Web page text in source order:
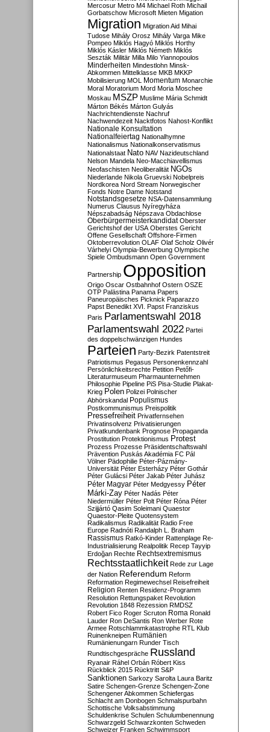
Mercosur Metro M4 Michael Roth Michail
Gorbatschow Microsoft Mieten Migation
Migration Migration Aid Mihai
Tudose Mihály Orosz Mihály Varga Mike
Pompeo Miklós Hagyó Miklós Horthy
Miklós Kásler Miklós Németh Miklós
Seszták Militär Milla Milo Yiannopoulos
Minderheiten Mindestlohn Minsk-
Abkommen Mittelklasse MKB MKKP
Mobilisierung MOL Momentum Monarchie
Moral Moratorium Mord Moria Moschee
Moskau MSZP Muslime Mária Schmidt
Márton Békés Márton Gulyás
Nachrichtendienste Nachruf
Nachwendezeit Nacktfotos Nahost-Konflikt
Nationale Konsultation
Nationalfeiertag Nationalhymne
Nationalismus Nationalkonservatismus
Nationalstaat Nato NAV Nazideutschland
Nelson Mandela Neo-Macchiavellismus
Neofaschisten Neoliberalität NGOs
Niederlande Nikola Gruevski Nobelpreis
Nordkorea Nord Stream Norwegischer
Fonds Notre Dame Notstand
Notstandsgesetze NSA-Datensammlung
Numerus Clausus Nyíregyháza
Népszabadság Népszava Obdachlose
Oberbürgermeisterkandidat Oberster
Gerichtshof der USA Oberstes Gericht
Offene Gesellschaft Offshore-Firmen
Oktoberrevolution OLAF Olaf Scholz Olivér
Várhelyi Olympia-Bewerbung Olympische
Spiele Ombudsmann Open Government
Partnership Opposition
Origo Oscar Ostbahnhof Ostern OSZE
OTP Palästina Panama Papers
Paneuropäisches Picknick Paparazzo
Papst Benedikt XVI. Papst Franziskus
Paris Parlamentswahl 2018
Parlamentswahl 2022 Partei
des doppelschwänzigen Hundes
Parteien Party-Bezirk Patentstreit
Patriotismus Pegasus Personenkennzahl
Persönlichkeitsrechte Petition Petőfi-
Literaturmuseum Pharmaunternehmen
Philosophie Pipeline PiS Pisa-Studie Plakat-
Krieg Polen Polizei Polnischer
Abhörskandal Populismus
Postkommunismus Preispolitik
Pressefreiheit Privatfernsehen
Privatinsolvenz Privatisierungen
Privatkundenbank Prognose Propaganda
Prostitution Protektionismus Protest
Prozess Prozesse Präsidentschaftswahl
Prävention Puskás Akadémia FC Pál
Völner Pädophilie Péter-Pázmány-
Universität Péter Esterházy Péter Gothár
Péter Gulácsi Péter Jakab Péter Juhász
Péter Magyar Péter Medgyessy Péter
Márki-Zay Péter Nadás Péter
Niedermüller Péter Polt Péter Róna Péter
Szijjártó Qasim Soleimani Quaestor
Quaestor-Pleite Quotensystem
Radikalismus Radikalität Radio Free
Europe Radnóti Randalph L. Braham
Rassismus Ratkó-Kinder Rattenplage Re-
Industrialisierung Realpolitik Recep Tayyip
Erdoğan Rechte Rechtsextremismus
Rechtsstaatlichkeit Rede zur Lage
der Nation Referendum Reform
Reformation Regimewechsel Reisefreiheit
Religion Renten Residenz-Programm
Resolution Rettungspaket Revolution
Revolution 1848 Rezession RMDSZ
Robert Fico Roger Scruton Roma Ronald
Lauder Ron DeSantis Ron Werber Rote
Armee Rotschlammkatastrophe RTL Klub
Ruinenkneipen Rumänien
Rumänienungarn Runder Tisch
Rundtischgespräche Russland
Ryanair Ráhel Orbán Róbert Kiss
Rückblick 2015 Rücktritt S&P
Sanktionen Sarkozy Sarolta Laura Baritz
Satire Schengen-Grenze Schengen-Zone
Schengener Abkommen Schiefergas
Schlacht am Donbogen Schmalspurbahn
Schottische Volksabstimmung
Schuldenkrise Schulen Schulumbenennung
Schwarzgeld Schwarzkonten Schweden
Schweizer Franken Schwimmsport